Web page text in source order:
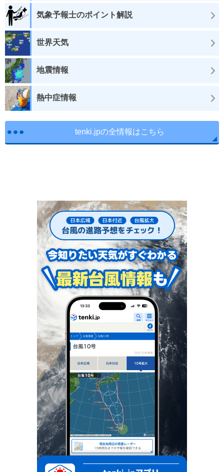
気象予報士のポイント解説
世界天気
地震情報
熱中症情報
tenki.jpの全情報はこちら